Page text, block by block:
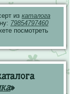
из каталога
79854797460
посмотреть
»